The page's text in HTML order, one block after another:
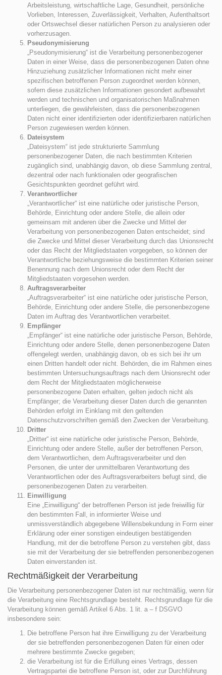
Arbeitsleistung, wirtschaftliche Lage, Gesundheit, persönliche
Vorlieben, Interessen, Zuverlässigkeit, Verhalten, Aufenthaltsort
oder Ortswechsel dieser natürlichen Person zu analysieren oder
vorherzusagen.
Pseudonymisierung
„Pseudonymisierung“ ist die Verarbeitung personenbezogener
Daten in einer Weise, dass die personenbezogenen Daten ohne
Hinzuziehung zusätzlicher Informationen nicht mehr einer
spezifischen betroffenen Person zugeordnet werden können,
sofern diese zusätzlichen Informationen gesondert aufbewahrt
werden und technischen und organisatorischen Maßnahmen
unterliegen, die gewährleisten, dass die personenbezogenen
Daten nicht einer identifizierten oder identifizierbaren natürlichen
Person zugewiesen werden können.
Dateisystem
„Dateisystem“ ist jede strukturierte Sammlung
personenbezogener Daten, die nach bestimmten Kriterien
zugänglich sind, unabhängig davon, ob diese Sammlung zentral,
dezentral oder nach funktionalen oder geografischen
Gesichtspunkten geordnet geführt wird.
Verantwortlicher
„Verantwortlicher“ ist eine natürliche oder juristische Person,
Behörde, Einrichtung oder andere Stelle, die allein oder
gemeinsam mit anderen über die Zwecke und Mittel der
Verarbeitung von personenbezogenen Daten entscheidet; sind
die Zwecke und Mittel dieser Verarbeitung durch das Unionsrecht
oder das Recht der Mitgliedstaaten vorgegeben, so können der
Verantwortliche beziehungsweise die bestimmten Kriterien seiner
Benennung nach dem Unionsrecht oder dem Recht der
Mitgliedstaaten vorgesehen werden.
Auftragsverarbeiter
„Auftragsverarbeiter“ ist eine natürliche oder juristische Person,
Behörde, Einrichtung oder andere Stelle, die personenbezogene
Daten im Auftrag des Verantwortlichen verarbeitet.
Empfänger
„Empfänger“ ist eine natürliche oder juristische Person, Behörde,
Einrichtung oder andere Stelle, denen personenbezogene Daten
offengelegt werden, unabhängig davon, ob es sich bei ihr um
einen Dritten handelt oder nicht. Behörden, die im Rahmen eines
bestimmten Untersuchungsauftrags nach dem Unionsrecht oder
dem Recht der Mitgliedstaaten möglicherweise
personenbezogene Daten erhalten, gelten jedoch nicht als
Empfänger; die Verarbeitung dieser Daten durch die genannten
Behörden erfolgt im Einklang mit den geltenden
Datenschutzvorschriften gemäß den Zwecken der Verarbeitung.
Dritter
„Dritter“ ist eine natürliche oder juristische Person, Behörde,
Einrichtung oder andere Stelle, außer der betroffenen Person,
dem Verantwortlichen, dem Auftragsverarbeiter und den
Personen, die unter der unmittelbaren Verantwortung des
Verantwortlichen oder des Auftragsverarbeiters befugt sind, die
personenbezogenen Daten zu verarbeiten.
Einwilligung
Eine „Einwilligung“ der betroffenen Person ist jede freiwillig für
den bestimmten Fall, in informierter Weise und
unmissverständlich abgegebene Willensbekundung in Form einer
Erklärung oder einer sonstigen eindeutigen bestätigenden
Handlung, mit der die betroffene Person zu verstehen gibt, dass
sie mit der Verarbeitung der sie betreffenden personenbezogenen
Daten einverstanden ist.
Rechtmäßigkeit der Verarbeitung
Die Verarbeitung personenbezogener Daten ist nur rechtmäßig, wenn für
die Verarbeitung eine Rechtsgrundlage besteht. Rechtsgrundlage für die
Verarbeitung können gemäß Artikel 6 Abs. 1 lit. a – f DSGVO
insbesondere sein:
Die betroffene Person hat ihre Einwilligung zu der Verarbeitung
der sie betreffenden personenbezogenen Daten für einen oder
mehrere bestimmte Zwecke gegeben;
die Verarbeitung ist für die Erfüllung eines Vertrags, dessen
Vertragspartei die betroffene Person ist, oder zur Durchführung